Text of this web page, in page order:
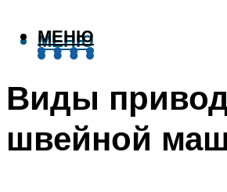
МЕНЮ
МЕНЮ
Виды
швейной